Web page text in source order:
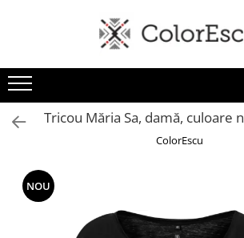
Toate produsele
Tricouri
Tricouri bărbați
Tricouri damă
Tricouri polo
Tricouri sport tehnice
Bluze si hanorace
Tricou Măria Sa, damă, culoare
ColorEscu
NOU